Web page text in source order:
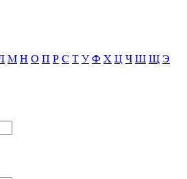
М Н О П Р С Т У Ф Х Ц Ч Ш Щ Э